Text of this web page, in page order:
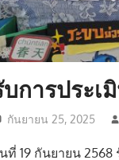
บการประเ
กันยายน 25, 2025
ที่ 19 กันยายน